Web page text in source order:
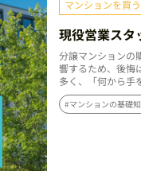
マンションを買う
現役営業スタ
ェックポイン
分譲マンションの
響するため、後悔
多く、「何から
#マンションの基礎